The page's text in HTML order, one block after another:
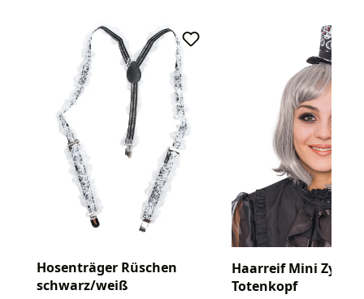
Hosenträger Rüschen
schwarz/weiß
Haarreif Mini
Totenkopf